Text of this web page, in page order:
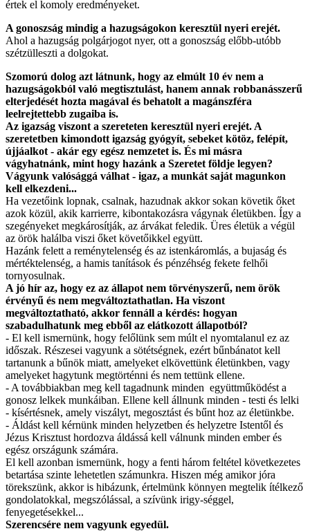
értek el komoly eredményeket.
A gonoszság mindig a hazugságokon keresztül nyeri erejét.
Ahol a hazugság polgárjogot nyer, ott a gonoszság előbb-utóbb
szétzülleszti a dolgokat.
Szomorú dolog azt látnunk, hogy az elmúlt 10 év nem a
hazugságokból való megtisztulást, hanem annak robbanásszerű
elterjedését hozta magával és behatolt a magánszféra
leelrejtettebb zugaiba is.
Az igazság viszont a szereteten keresztül nyeri erejét. A
szeretetben kimondott igazság gyógyít, sebeket kötöz, felépít,
újjáalkot - akár egy egész nemzetet is. És mi másra
vágyhatnánk, mint hogy hazánk a Szeretet földje legyen?
Vágyunk valósággá válhat - igaz, a munkát saját magunkon
kell elkezdeni...
Ha vezetőink lopnak, csalnak, hazudnak akkor sokan követik őket
azok közül, akik karrierre, kibontakozásra vágynak életükben. Így a
szegényeket megkárosítják, az árvákat feledik. Üres életük a végül
az örök halálba viszi őket követőikkel együtt.
Hazánk felett a reménytelenség és az istenkáromlás, a bujaság és
mértéktelenség, a hamis tanítások és pénzéhség fekete felhői
tornyosulnak.
A jó hír az, hogy ez az állapot nem törvényszerű, nem örök
érvényű és nem megváltoztathatlan. Ha viszont
megváltoztatható, akkor fennáll a kérdés: hogyan
szabadulhatunk meg ebből az elátkozott állapotból?
- El kell ismernünk, hogy felőlünk sem múlt el nyomtalanul ez az
időszak. Részesei vagyunk a sötétségnek, ezért bűnbánatot kell
tartanunk a bűnök miatt, amelyeket elkövettünk életünkben, vagy
amelyeket hagytunk megtörténni és nem tettünk ellene.
- A továbbiakban meg kell tagadnunk minden együttműködést a
gonosz lelkek munkáiban. Ellene kell állnunk minden - testi és lelki
- kísértésnek, amely viszályt, megosztást és bűnt hoz az életünkbe.
- Áldást kell kérnünk minden helyzetben és helyzetre Istentől és
Jézus Krisztust hordozva áldássá kell válnunk minden ember és
egész országunk számára.
El kell azonban ismernünk, hogy a fenti három feltétel következetes
betartása szinte lehetetlen számunkra. Hiszen még amikor jóra
törekszünk, akkor is hibázunk, értelmünk könnyen megtelik ítélkező
gondolatokkal, megszólással, a szívünk irigy-séggel,
fenyegetésekkel...
Szerencsére nem vagyunk egyedül.